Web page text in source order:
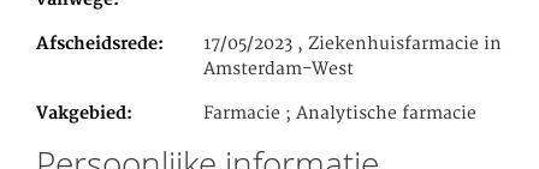
Afscheidsrede
17/05/2023 , Ziekenhuisfarmacie in
Amsterdam-West
Vakgebied Farmacie ; Analytische farmacie